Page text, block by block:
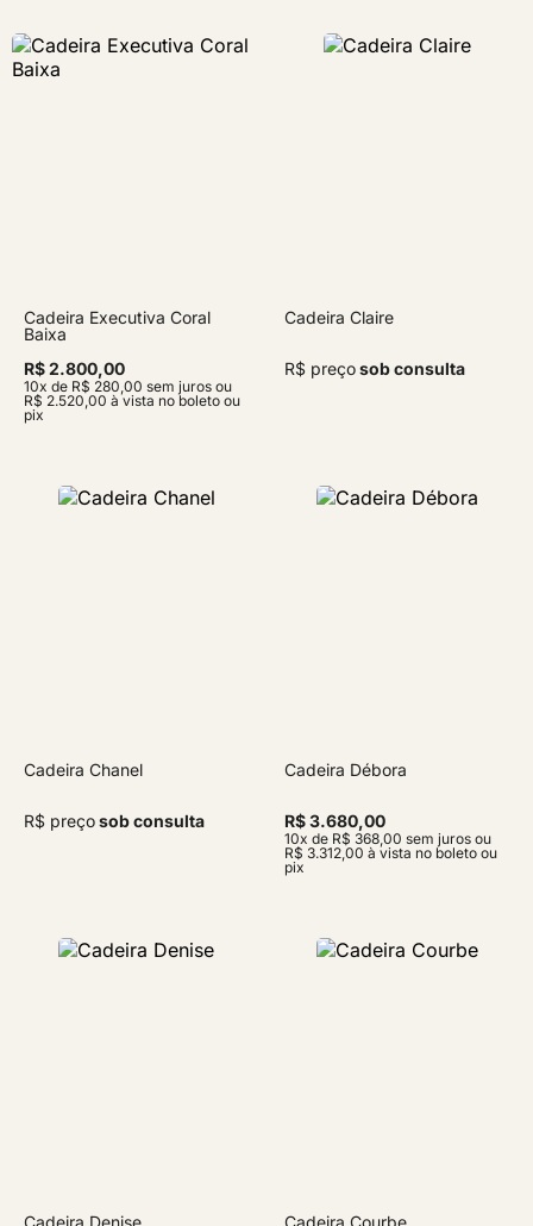
Cadeira Executiva Coral
Baixa
R$ 2.800,00
10x de R$ 280,00 sem juros ou
R$ 2.520,00 à vista no boleto ou
pix
Cadeira Claire
R$ preçosob consulta
Cadeira Chanel
R$ preçosob consulta
Cadeira Débora
R$ 3.680,00
10x de R$ 368,00 sem juros ou
R$ 3.312,00 à vista no boleto ou
pix
Cadeira Denise Cadeira Courbe